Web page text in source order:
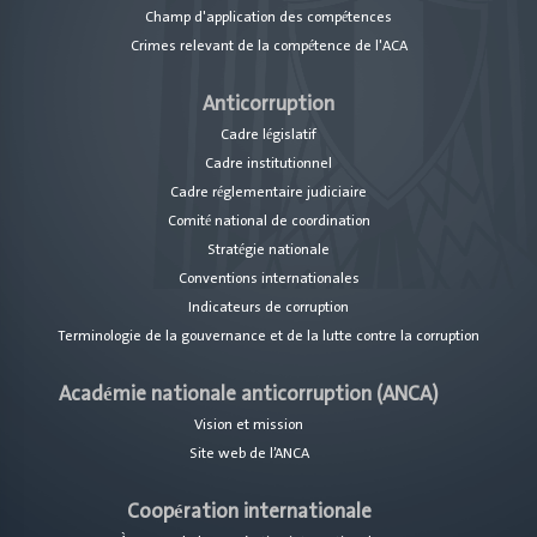
Champ d'application des compétences
Crimes relevant de la compétence de l'ACA
Anticorruption
Cadre législatif
Cadre institutionnel
Cadre réglementaire judiciaire
Comité national de coordination
Stratégie nationale
Conventions internationales
Indicateurs de corruption
Terminologie de la gouvernance et de la lutte contre la corruption
Académie nationale anticorruption (ANCA)
Vision et mission
Site web de l’ANCA
Coopération internationale